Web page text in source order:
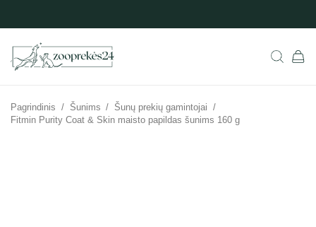
Pagrindinis / Šunims / Šunų prekių gamintojai /
Fitmin Purity Coat & Skin maisto papildas šunims 160 g